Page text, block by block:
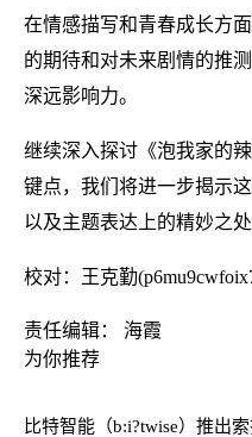
在情感描写和青春成长方
的期待和对未来剧情的推
深远影响力。
继续深入探讨《泡我家的
键点，我们将进一步揭示
以及主题表达上的精妙之处
校对：王克勤
责任编辑： 海霞
为你推荐
比特智能（b:i?twise）推出